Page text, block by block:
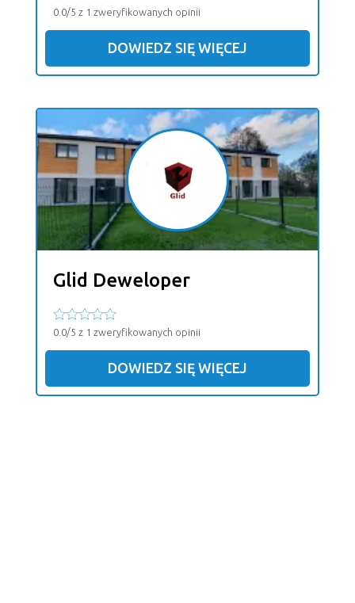
0.0/5 z 1 zweryfikowanych opinii
DOWIEDZ SIĘ WIĘCEJ
Glid Deweloper
0.0/5 z 1 zweryfikowanych opinii
DOWIEDZ SIĘ WIĘCEJ